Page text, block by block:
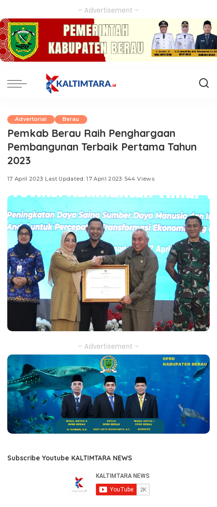
– Advertisement –
Advertorial Berau
Pemkab Berau Raih Penghargaan
Pembangunan Terbaik Pertama Tahun
2023
17 April 2023 Last Updated: 17 April 2023 544 Views
– Advertisement –
Subscribe Youtube KALTIMTARA NEWS